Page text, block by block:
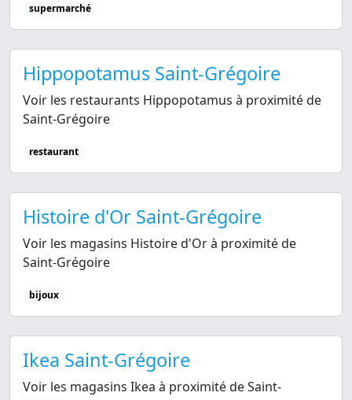
supermarché
Hippopotamus Saint-Grégoire
Voir les restaurants Hippopotamus à proximité de
Saint-Grégoire
restaurant
Histoire d'Or Saint-Grégoire
Voir les magasins Histoire d'Or à proximité de
Saint-Grégoire
bijoux
Ikea Saint-Grégoire
Voir les magasins Ikea à proximité de Saint-